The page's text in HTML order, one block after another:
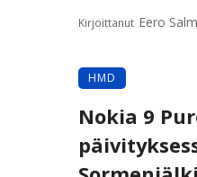
Kirjoittanut Eero
HMD
Nokia 9